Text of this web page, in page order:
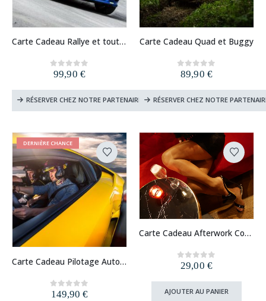
Carte Cadeau Rallye et tout-terrain
0out of 5
99,90 €
RÉSERVER CHEZ NOTRE PARTENAIRE
Carte Cadeau Quad et Buggy
0out of 5
89,90 €
RÉSERVER CHEZ NOTRE
DERNIÈRE CHANCE
Carte Cadeau Pilotage Auto Voiture de Sport
0 out of 5
149,90€
Carte Cadeau Afterwork Coquin (Paris, Lyon, Lille, Strasbourg)
0out of 5
29,00 €
AJOUTER AU PANIER